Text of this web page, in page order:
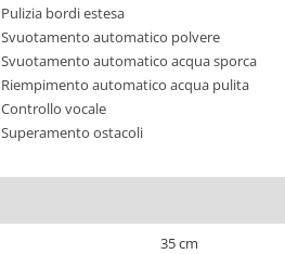
Pulizia bordi estesa
Svuotamento automatico polvere
Svuotamento automatico acqua sporca
Riempimento automatico acqua pulita
Controllo vocale
Superamento ostacoli
35 cm